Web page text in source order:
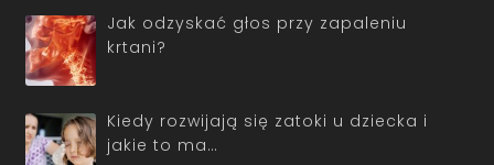
Jak odzyskać głos przy zapaleniu
krtani?
Kiedy rozwijają się zatoki u dziecka i
jakie to ma…